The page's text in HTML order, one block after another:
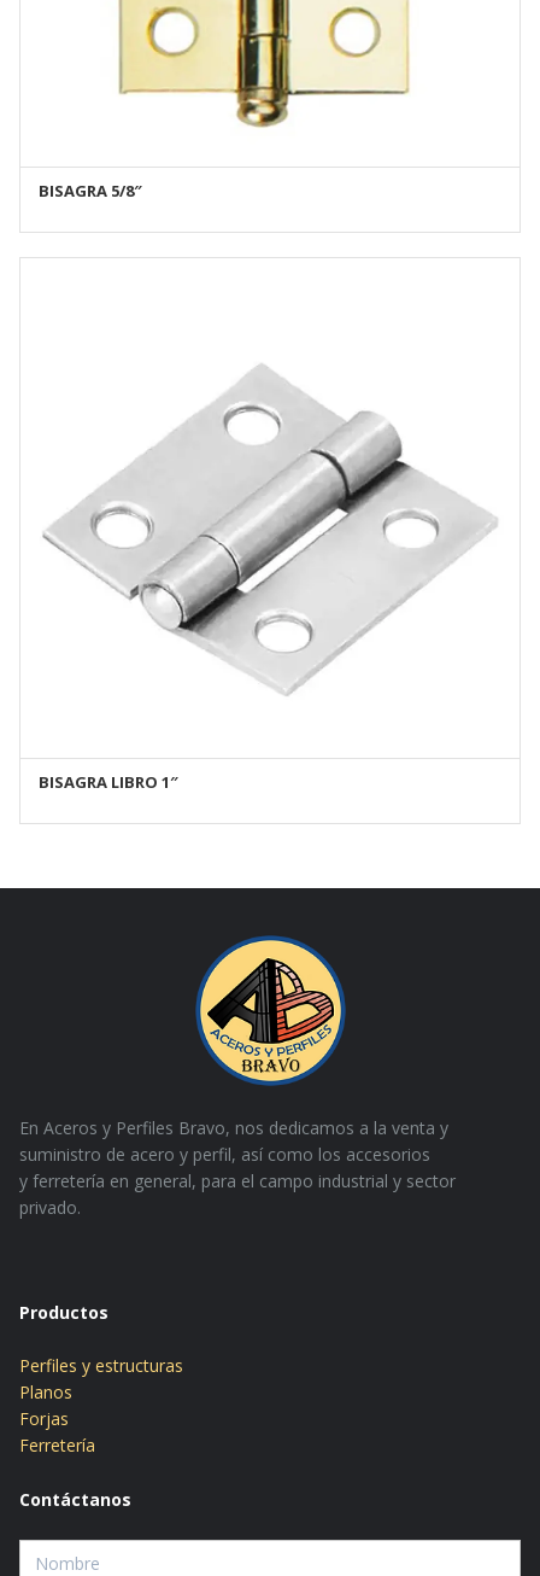
BISAGRA 5/8″
BISAGRA LIBRO 1″
En Aceros y Perfiles Bravo, nos dedicamos a la venta y
suministro de acero y perfil, así como los accesorios
y ferretería en general, para el campo industrial y sector
privado.
Productos
Perfiles y estructuras
Planos
Forjas
Ferretería
Contáctanos